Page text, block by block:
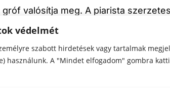
védelmét
szabott hirdetések vagy tartalmak
használunk. A "Mindet elfogadom" gombra
valósítja meg. A piarista
átadja nekik a kamalduli
alakítja ki a kápolnát (a
megépíti a nyugati, összekötő